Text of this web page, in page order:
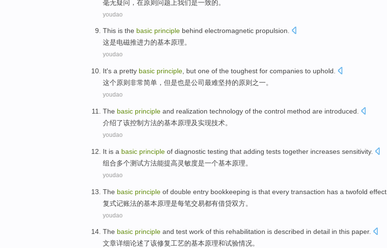
毫无疑问， 在原则问题 上我们是一致的。
youdao
This is the basic principle behind electromagnetic propulsion.
这是电磁推进力的基本原理。
youdao
It's a pretty basic principle but one of the toughest for companies to uphold
这个原则非常简单 ， 但是也是公司最难坚持的原则 之一。
youdao
The basic principle and realization technology of the control method are introduced
介绍了该控制方法的基本原理及实现技术。
youdao
It is a basic principle of diagnostic testing that adding tests together increases sensitivity.
组合多个测试方法能提高灵敏度是一个基本原理。
youdao
The basic principle of double entry bookkeeping is that every transaction has a twofold effect.
复式记账法的基本原理是每笔交易都有借贷双方。
youdao
The basic principle and test work of this rehabilitation is described in detail in this paper.
文章详细论述了该修复工艺的基本原理和试验情况。